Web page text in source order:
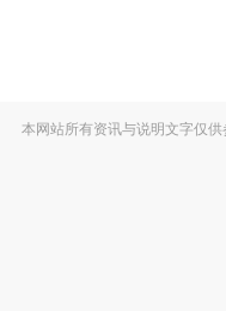
本网站所有资讯与说明文字仅